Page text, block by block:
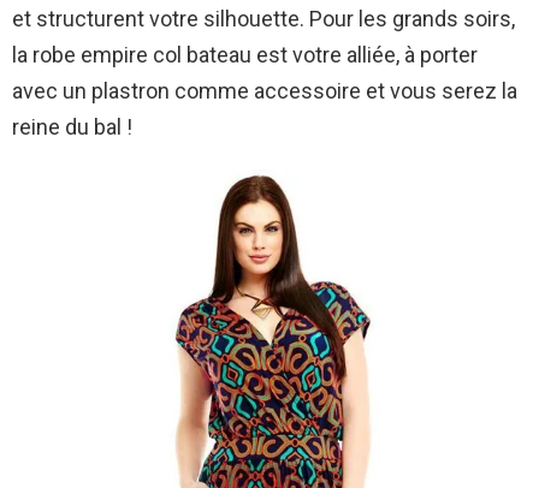
et structurent votre silhouette. Pour les grands soirs,
la robe empire col bateau est votre alliée, à porter
avec un plastron comme accessoire et vous serez la
reine du bal !